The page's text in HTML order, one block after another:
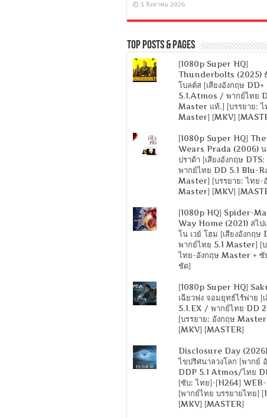
3 สิงหาคม 2026
Top Posts & Pages
[1080p Super HQ]
Thunderbolts (2025)
โบลต์ส [เสียงอังกฤษ DD+
5.1.Atmos / พากย์ไทย
Master แท้.] [บรรยาย: ไ
Master] [MKV]
[1080p Super HQ]
Wears Prada (2006) น
ปราด้า [เสียงอังกฤษ DTS:
พากย์ไทย DD 5.1 Blu-
Master] [บรรยาย: ไทย-
Master] [MKV]
[1080p HQ] Spider-
Way Home (2021) สไป
โน เวย์ โฮม [เสียงอังกฤษ
พากย์ไทย 5.1 Master] [บ
ไทย-อังกฤษ Master + ซั
ชัด]
[1080p Super HQ]
เฉียวฟง จอมยุทธ์ไร้พ่าย [
5.1.EX / พากย์ไทย DD
[บรรยาย: อังกฤษ
[MKV] [MASTER]
Disclosure Day (2026)
ไขปริศนาลวงโลก [พากย์
DDP 5.1 Atmos/ไทย
[ซับ: ไทย]-[H264]
[พากย์ไทย บรรยายไทย]
[MKV] [MASTER]